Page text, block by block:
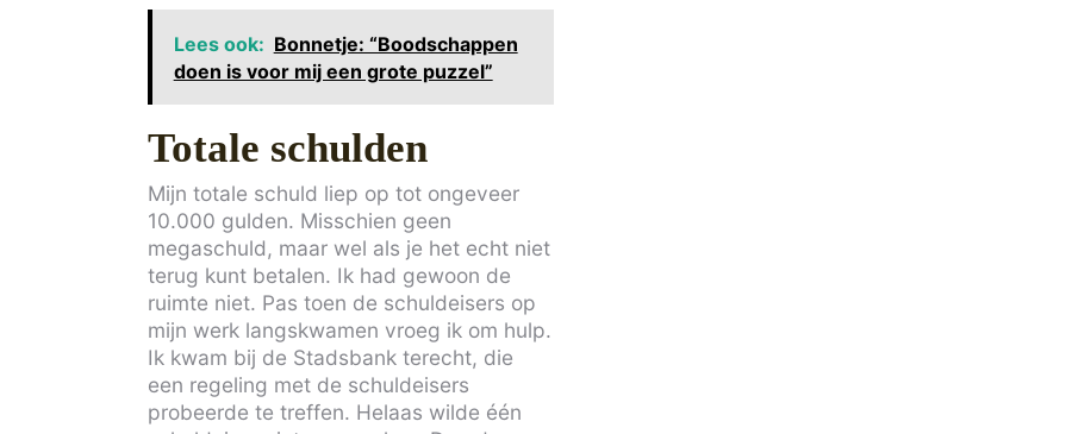
Lees ook: Bonnetje: “Boodschappen
doen is voor mij een grote puzzel”
Totale schulden
Mijn totale schuld liep op tot ongeveer
10.000 gulden. Misschien geen
megaschuld, maar wel als je het echt niet
terug kunt betalen. Ik had gewoon de
ruimte niet. Pas toen de schuldeisers op
mijn werk langskwamen vroeg ik om hulp.
Ik kwam bij de Stadsbank terecht, die
een regeling met de schuldeisers
probeerde te treffen. Helaas wilde één